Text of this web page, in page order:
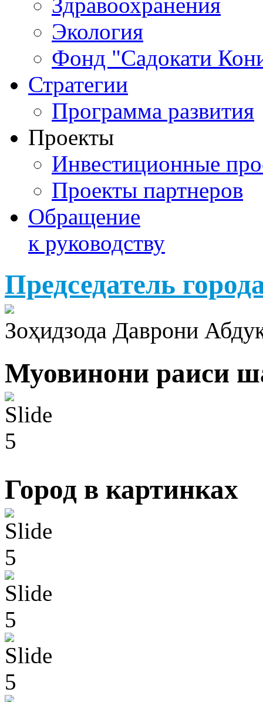
Экология
Фонд "Садокати
Стратегии
Программа развития
Проекты
Инвестиционные
Проекты партнеров
Обращение
к руководству
Председатель
Зоҳидзода Даврони
Муовинони раиси
Город в картинках